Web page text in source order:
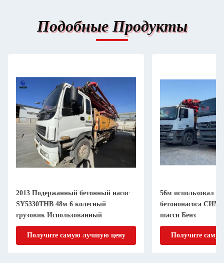
Подобные Продукты
2013 Подержанный бетонный насос
SY5330THB 48м 6 колесный
грузовик Использованный
Получите самую лучшую цену
56м использовал
бетононасоса
шасси Бенз
Получите